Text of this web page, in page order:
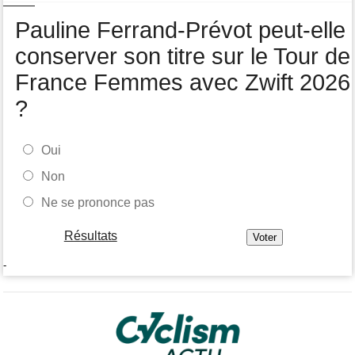
Pauline Ferrand-Prévot peut-elle
conserver son titre sur le Tour de
France Femmes avec Zwift 2026
?
Oui
Non
Ne se prononce pas
Résultats
-